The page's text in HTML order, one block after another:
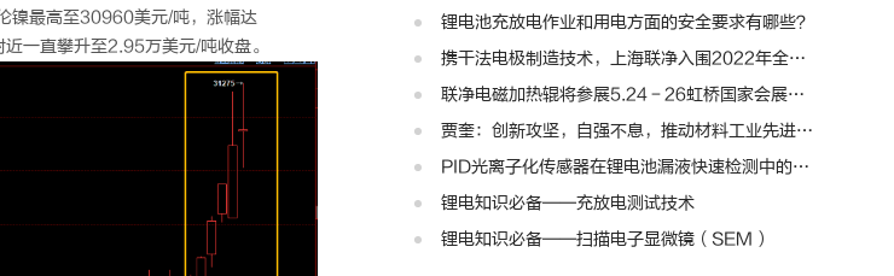
镍最高至30960美元/吨，涨幅达
一直攀升至2.95万美元/吨收盘。
锂电池充放电作业和用电方面的安全要求有哪些？
携干法电极制造技术，上海联净入围2022年全国颠覆性技术创新大赛
联净电磁加热辊将参展5.24－26虹桥国家会展中心第十三届模切展
贾奎：创新攻坚，自强不息，推动材料工业先进装备迈向新高度 | 高转先锋人物
PID光离子化传感器在锂电池漏液快速检测中的应用
锂电知识必备——充放电测试技术
锂电知识必备——扫描电子显微镜（SEM）